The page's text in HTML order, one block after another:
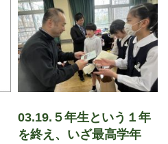
03.19.５年生という１年
を終え、いざ最高学年